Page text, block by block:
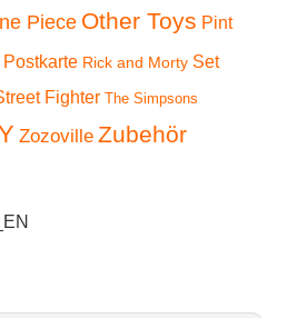
Piece Other Toys Pint
Postkarte Rick and Morty Set
Fighter The Simpsons
Zozoville Zubehör